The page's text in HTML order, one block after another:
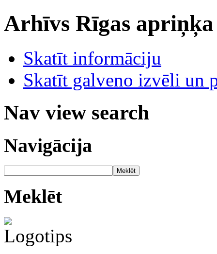
Arhīvs Rīgas
Skatīt informāciju
Skatīt galveno izvēli un
Nav view search
Navigācija
Meklēt
Meklēt